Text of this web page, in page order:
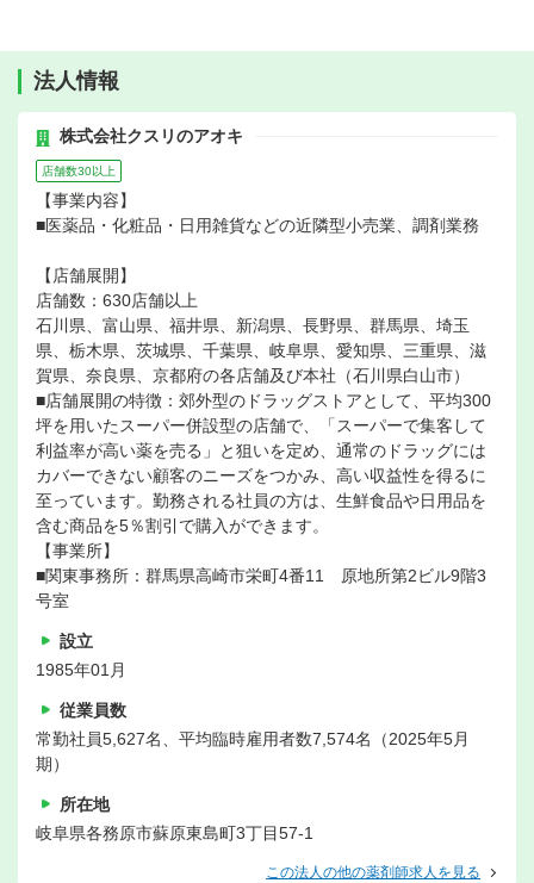
法人情報
株式会社クスリのアオキ
店舗数30以上
【事業内容】
■医薬品・化粧品・日用雑貨などの近隣型小売業、調剤業務
【店舗展開】
店舗数：630店舗以上
石川県、富山県、福井県、新潟県、長野県、群馬県、埼玉
県、栃木県、茨城県、千葉県、岐阜県、愛知県、三重県、滋
賀県、奈良県、京都府の各店舗及び本社（石川県白山市）
■店舗展開の特徴：郊外型のドラッグストアとして、平均300
坪を用いたスーパー併設型の店舗で、「スーパーで集客して
利益率が高い薬を売る」と狙いを定め、通常のドラッグには
カバーできない顧客のニーズをつかみ、高い収益性を得るに
至っています。勤務される社員の方は、生鮮食品や日用品を
含む商品を5％割引で購入ができます。
【事業所】
■関東事務所：群馬県高崎市栄町4番11 原地所第2ビル9階3
号室
設立
1985年01月
従業員数
常勤社員5,627名、平均臨時雇用者数7,574名（2025年5月
期）
所在地
岐阜県各務原市蘇原東島町3丁目57-1
この法人の他の薬剤師求人を見る